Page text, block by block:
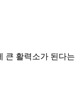
큰 활력소가 된다는